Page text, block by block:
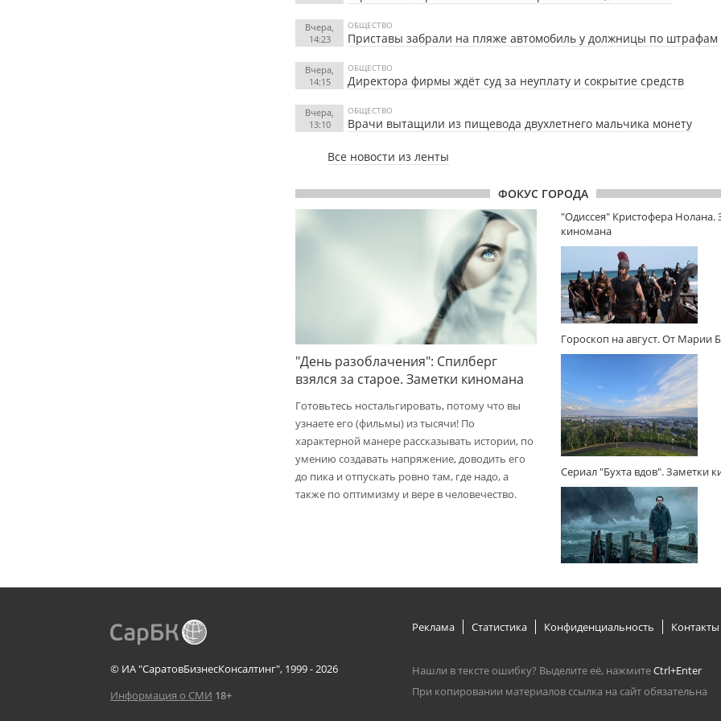
Вчера,
14:23
ОБЩЕСТВО
Приставы забрали на пляже автомобиль у должницы по штрафам
Вчера,
14:15
ОБЩЕСТВО
Директора фирмы ждёт суд за неуплату и сокрытие средств
Вчера,
13:10
ОБЩЕСТВО
Врачи вытащили из пищевода двухлетнего мальчика монету
Все новости из ленты
ФОКУС ГОРОДА
"День разоблачения": Спилберг
взялся за старое. Заметки киномана
Готовьтесь ностальгировать, потому что вы
узнаете его (фильмы) из тысячи! По
характерной манере рассказывать истории, по
умению создавать напряжение, доводить его
до пика и отпускать ровно там, где надо, а
также по оптимизму и вере в человечество.
"Одиссея" Кристофера Нолана.
киномана
Гороскоп на август. От Марии
Сериал "Бухта вдов". Заметки
© ИА "СаратовБизнесКонсалтинг", 1999 - 2026
Информация о СМИ 18+
Реклама Статистика Конфиденциальность Контакты
Нашли в тексте ошибку? Выделите её, нажмитеCtrl+Enter
При копировании материалов ссылка на сайт обязательна